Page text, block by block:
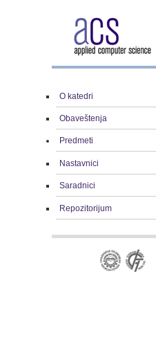
O katedri
Obaveštenja
Predmeti
Nastavnici
Saradnici
Repozitorijum